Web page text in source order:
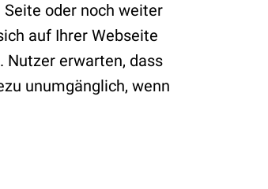
oder noch weiter
auf Ihrer Webseite
Nutzer erwarten, dass
unumgänglich, wenn